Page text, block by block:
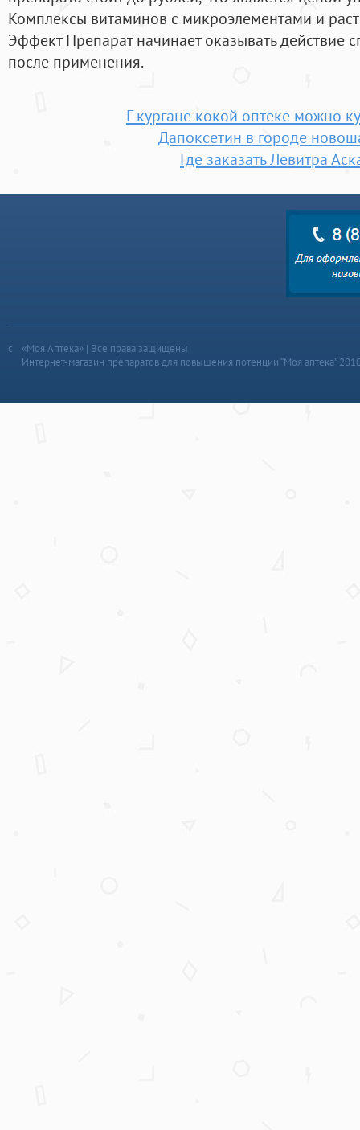
Комплексы витаминов с микроэлементами и
Эффект Препарат начинает оказывать действие
после применения.
Г кургане кокой оптеке можно
Дапоксетин в городе
Где заказать Левитра
«Моя Аптека» | Все права защищены
Интернет-магазин препаратов для повышения потенции “Моя аптека”